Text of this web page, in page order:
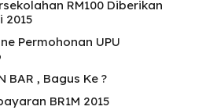
RM100 Diberikan
2015
Permohonan UPU
BAR , Bagus Ke ?
BR1M 2015